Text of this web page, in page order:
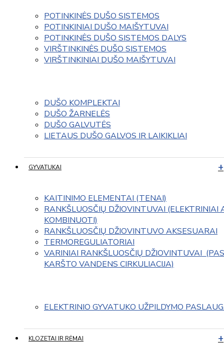
POTINKINĖS DUŠO SISTEMOS
POTINKINIAI DUŠO MAIŠYTUVAI
POTINKINĖS DUŠO SISTEMOS DALYS
VIRŠTINKINĖS DUŠO SISTEMOS
VIRŠTINKINIAI DUŠO MAIŠYTUVAI
DUŠO KOMPLEKTAI
DUŠO ŽARNELĖS
DUŠO GALVUTĖS
LIETAUS DUŠO GALVOS IR LAIKIKLIAI
GYVATUKAI
KAITINIMO ELEMENTAI (TENAI)
RANKŠLUOSČIŲ DŽIOVINTUVAI (ELEKTRINIAI
KOMBINUOTI)
RANKŠLUOSČIŲ DŽIOVINTUVO AKSESUARAI
TERMOREGULIATORIAI
VARINIAI RANKŠLUOSČIŲ DŽIOVINTUVAI
KARŠTO VANDENS CIRKULIACIJA)
ELEKTRINIO GYVATUKO UŽPILDYMO
KLOZETAI IR RĖMAI